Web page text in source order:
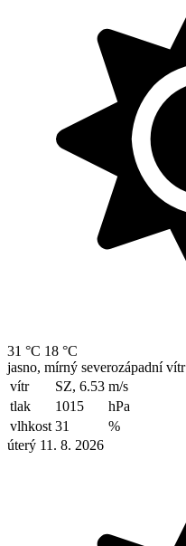
31 °C 18 °C
jasno, mírný severozápadní vítr
vítr
SZ, 6.53 m/s
tlak
1015
hPa
vlhkost 31
%
úterý 11. 8. 2026